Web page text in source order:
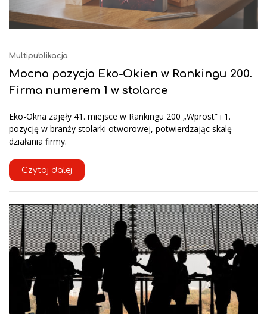
Multipublikacja
Mocna pozycja Eko-Okien w Rankingu 200.
Firma numerem 1 w stolarce
Eko-Okna zajęły 41. miejsce w Rankingu 200 „Wprost” i 1.
pozycję w branży stolarki otworowej, potwierdzając skalę
działania firmy.
Czytaj dalej